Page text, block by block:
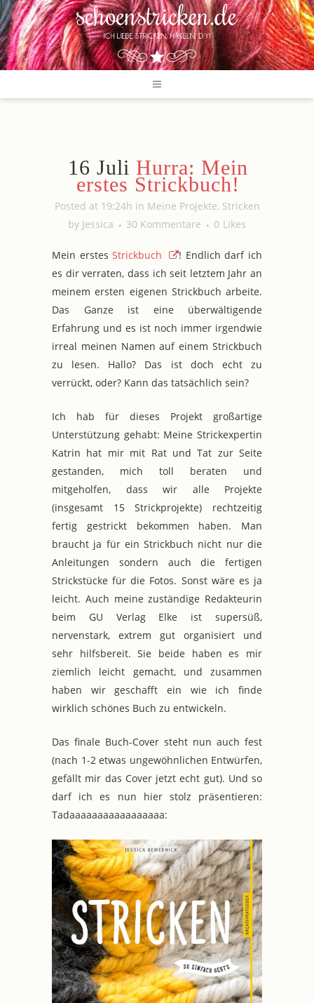
16 Juli Hurra: Mein
erstes Strickbuch!
Posted at 19:24h in Meine Projekte, Stricken
by Jessica 30 Kommentare 0 Likes
Mein erstesStrickbuch
! Endlich darf ich
es dir verraten, dass ich seit letztem Jahr an
meinem ersten eigenen Strickbuch arbeite.
Das Ganze ist eine überwältigende
Erfahrung und es ist noch immer irgendwie
irreal meinen Namen auf einem Strickbuch
zu lesen. Hallo? Das ist doch echt zu
verrückt, oder? Kann das tatsächlich sein?
Ich hab für dieses Projekt großartige
Unterstützung gehabt: Meine Strickexpertin
Katrin hat mir mit Rat und Tat zur Seite
gestanden, mich toll beraten und
mitgeholfen, dass wir alle Projekte
(insgesamt 15 Strickprojekte) rechtzeitig
fertig gestrickt bekommen haben. Man
braucht ja für ein Strickbuch nicht nur die
Anleitungen sondern auch die fertigen
Strickstücke für die Fotos. Sonst wäre es ja
leicht. Auch meine zuständige Redakteurin
beim GU Verlag Elke ist supersüß,
nervenstark, extrem gut organisiert und
sehr hilfsbereit. Sie beide haben es mir
ziemlich leicht gemacht, und zusammen
haben wir geschafft ein wie ich finde
wirklich schönes Buch zu entwickeln.
Das finale Buch-Cover steht nun auch fest
(nach 1-2 etwas ungewöhnlichen Entwürfen,
gefällt mir das Cover jetzt echt gut). Und so
darf ich es nun hier stolz präsentieren:
Tadaaaaaaaaaaaaaaaaa: